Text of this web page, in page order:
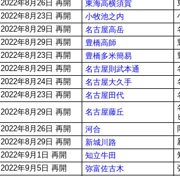
2022年8月26日 再開 東海高横須賀
2022年8月23日 再開 小牧池之内
2022年8月29日 再開 名古屋高岳
2022年8月29日 再開 豊橋高師
2022年8月23日 再開 豊橋多米簡易
2022年8月29日 再開 名古屋則武本通
2022年8月24日 再開 名古屋大久手
2022年8月23日 再開 名古屋田代
2022年8月29日 再開 名古屋藤丘
2022年8月26日 再開 河合
2022年8月29日 再開 新城川路
2022年9月1日 再開 知立牛田
2022年9月5日 再開 弥富佐古木